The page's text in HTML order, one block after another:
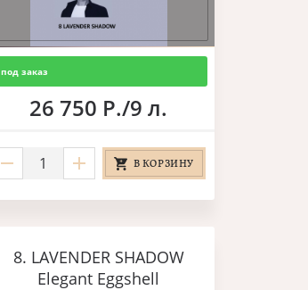
под заказ
26 750 Р./9 л.
В КОРЗИНУ
8. LAVENDER SHADOW
Elegant Eggshell